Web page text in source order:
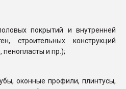
покрытий и внутренней
строительных конструкций
пенопласты и пр.);
оконные профили, плинтусы,